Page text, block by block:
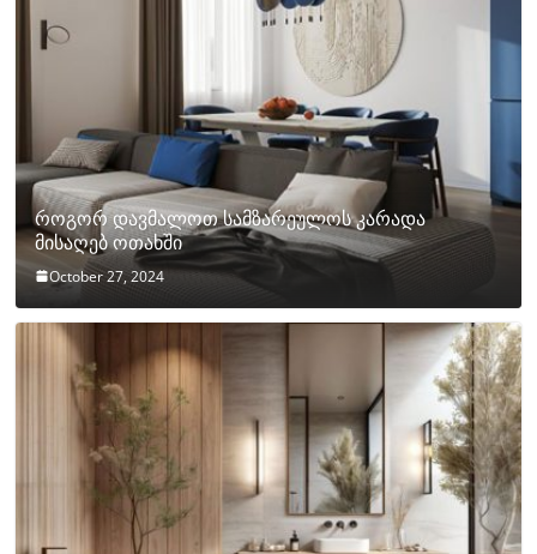
როგორ დავმალოთ სამზარეულოს კარადა
მისაღებ ოთახში
October 27, 2024